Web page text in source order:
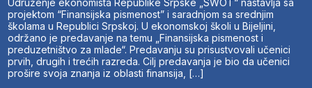
Udruženje ekonomista Republike Srpske „SWOT“ nastavlja sa
projektom “Finansijska pismenost” i saradnjom sa srednjim
školama u Republici Srpskoj. U ekonomskoj školi u Bijeljini,
održano je predavanje na temu „Finansijska pismenost i
preduzetništvo za mlade“. Predavanju su prisustvovali učenici
prvih, drugih i trećih razreda. Cilj predavanja je bio da učenici
prošire svoja znanja iz oblasti finansija, […]